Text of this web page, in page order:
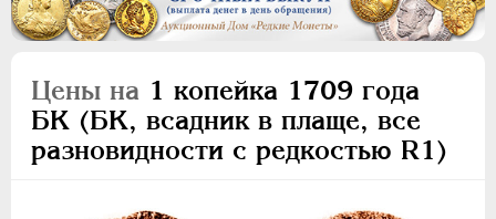
Цены на 1 копейка 1709 года
БК (БК, всадник в плаще, все
разновидности с редкостью R1)
ПEТР I 1699 - 1725
Серебро
Медь
5 копеек